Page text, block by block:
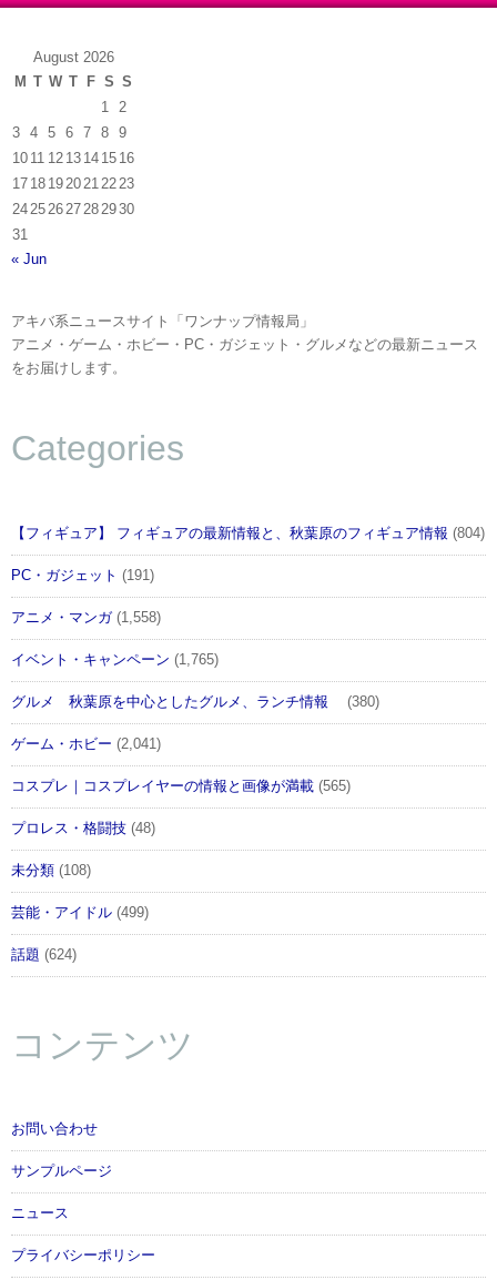
August 2026
M T W T F S S
1
2
3
4 5 6 7 8
9
10 11 12 13 14 15 16
17 18 1920212223
24252627282930
31
« Jun
アキバ系ニュースサイト「ワンナップ情報局」
アニメ・ゲーム・ホビー・PC・ガジェット・グルメなどの最新ニュース
をお届けします。
Categories
【フィギュア】 フィギュアの最新情報と、秋葉原のフィギュア情報 (804)
PC・ガジェット (191)
アニメ・マンガ(1,558)
イベント・キャンペーン (1,765)
グルメ 秋葉原を中心としたグルメ、ランチ情報 (380)
ゲーム・ホビー (2,041)
コスプレ｜コスプレイヤーの情報と画像が満載 (565)
プロレス・格闘技 (48)
未分類 (108)
芸能・アイドル (499)
話題 (624)
コンテンツ
お問い合わせ
サンプルページ
ニュース
プライバシーポリシー